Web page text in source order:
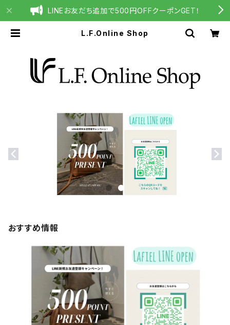
LINEお友だち追加で500円OFFクーポンGET！
L.F.Online Shop
おすすめ情報